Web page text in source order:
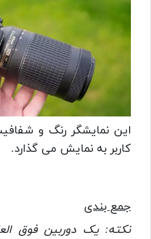
این نمایشگر رنگ و
کاربر به نمایش می گذارد.
جمع بندی
نکته: یک دوربین فوق